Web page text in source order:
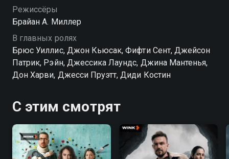
Режиссёры
Брайан А. Миллер
В главных ролях
Брюс Уиллис, Джон Кьюсак, Фифти Сент, Джейсон
Патрик, Рэйн, Джессика Лаундс, Джина Мантенья,
Дон Харви, Джесси Пруэтт, Диди Костин
С этим смотрят